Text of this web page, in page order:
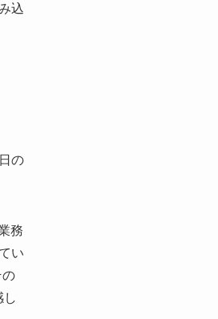
込
の
務
い
の
し